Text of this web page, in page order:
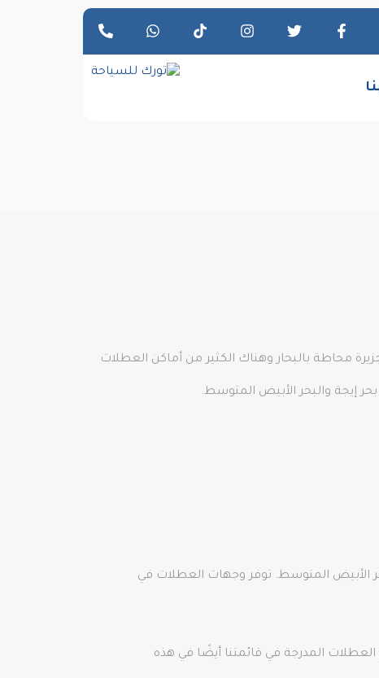
محاطة بالبحار وهناك الكثير من أماكن العطلات
إيجة والبحر الأبيض المتوسط.
بحر إيجة والبحر الأبيض المتوسط. توفر وجهات العطلات في
العطلات المدرجة في قائمتنا أيضًا في هذه